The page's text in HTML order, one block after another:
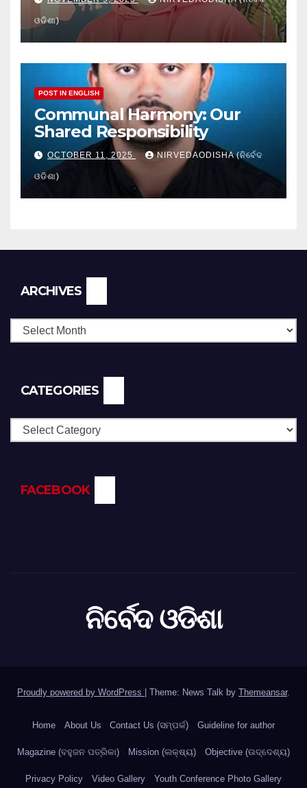
ଓଡିଶା)
POST IN ENGLISH
Communal Harmony: Our
Shared Responsibility
OCTOBER 11, 2025 NIRVEDAODISHA (ନିର୍ବେଦ
ଓଡିଶା)
ARCHIVES
CATEGORIES
Categories
FACEBOOK
ନିର୍ବେଦ ଓଡିଶା
Proudly powered by WordPress Theme: News Talk by Themeansar.
Home About Us Contact Us (ସମ୍ପର୍କ) Guideline for author
Magazine (ବହୁଜନ ପତ୍ରିକା) Mission (ଲକ୍ଷ୍ୟ) Objective (ଉଦ୍ଦେଶ୍ୟ)
Privacy Policy Video Gallery Youth Conference Photo Gallery